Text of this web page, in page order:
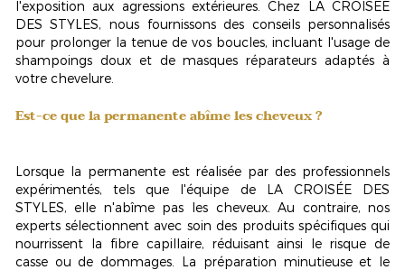
l'exposition aux agressions extérieures. Chez LA CROISÉE
DES STYLES, nous fournissons des conseils personnalisés
pour prolonger la tenue de vos boucles, incluant l'usage de
shampoings doux et de masques réparateurs adaptés à
votre chevelure.
Est-ce que la permanente abîme les cheveux ?
Lorsque la permanente est réalisée par des professionnels
expérimentés, tels que l'équipe de LA CROISÉE DES
STYLES, elle n'abîme pas les cheveux. Au contraire, nos
experts sélectionnent avec soin des produits spécifiques qui
nourrissent la fibre capillaire, réduisant ainsi le risque de
casse ou de dommages. La préparation minutieuse et le